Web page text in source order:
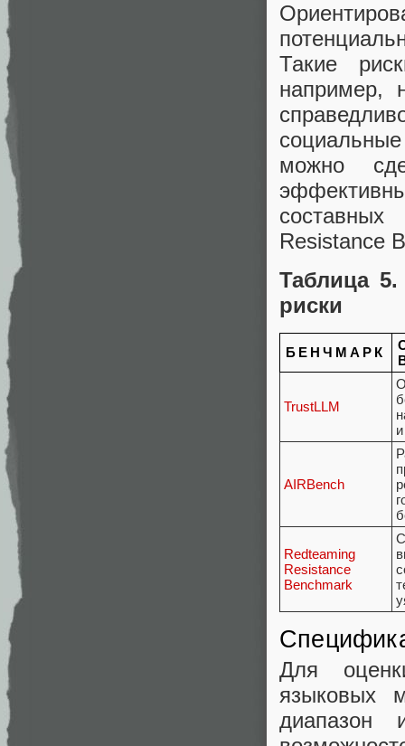
Такие
например,
можно
Resistance
Таблица
риски
БЕНЧМАРК
TrustLLM
AIRBench
Redteaming
Resistance
Benchmark
Для
языковых
диапазон